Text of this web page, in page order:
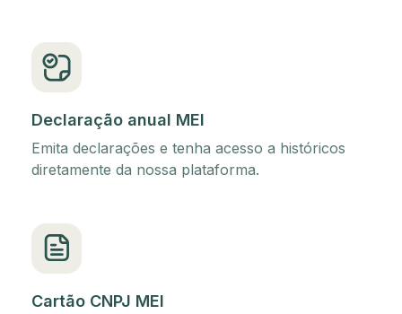
Declaração anual MEI
Emita declarações e tenha acesso a históricos
diretamente da nossa plataforma.
Cartão CNPJ MEI